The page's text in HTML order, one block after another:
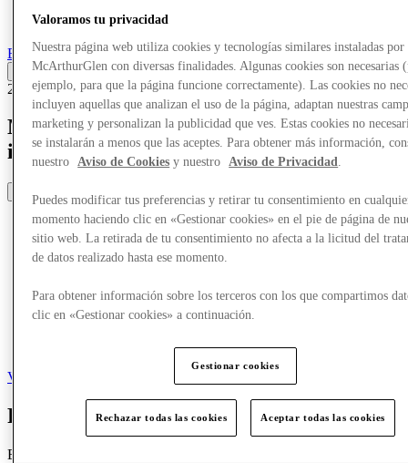
Más
Back
24/03/22
McArthurGlen X demasiado bueno para
ir
Share
Volver
Personal Shopping Servicewith [NAME]
Enhance your style with our exclusive Personal Shopping Service
Valoramos tu privacidad
Nuestra página web utiliza cookies y tecnologías similares instaladas por
McArthurGlen con diversas finalidades. Algunas cookies son necesarias
ejemplo, para que la página funcione correctamente). Las cookies no
incluyen aquellas que analizan el uso de la página, adaptan nuestras
marketing y personalizan la publicidad que ves. Estas cookies no
se instalarán a menos que las aceptes. Para obtener más información,
nuestro
Aviso de Cookies y nuestro Aviso de Privacidad
Puedes modificar tus preferencias y retirar tu consentimiento en
momento haciendo clic en «Gestionar cookies» en el pie de página de
sitio web. La retirada de tu consentimiento no afecta a la licitud del
de datos realizado hasta ese momento.
Para obtener información sobre los terceros con los que compartimos
clic en «Gestionar cookies» a continuación.
Gestionar cookies
Rechazar todas las cookies Aceptar todas las cookies